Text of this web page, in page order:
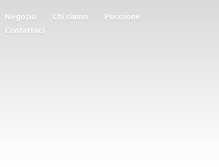
Negozio Chi siamo
Posizione
Contattaci